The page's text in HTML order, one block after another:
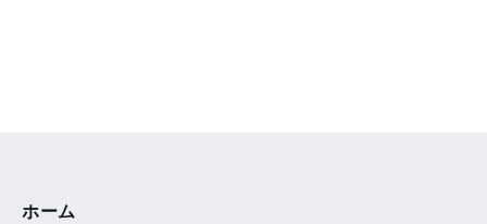
ホーム